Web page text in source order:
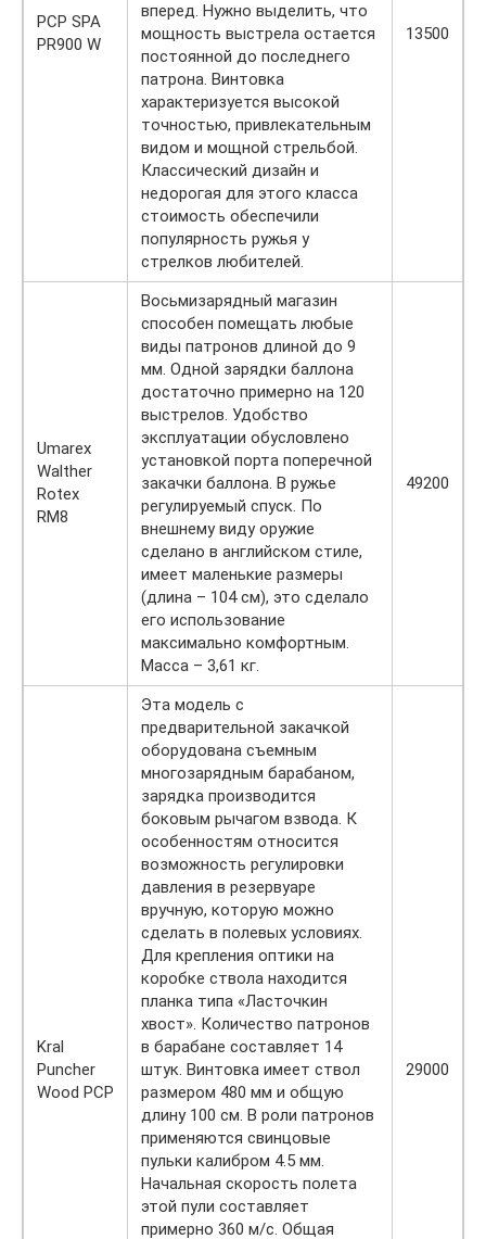
PCP SPA
PR900 W
вперед. Нужно выделить, что
мощность выстрела остается
постоянной до последнего
патрона. Винтовка
характеризуется высокой
точностью, привлекательным
видом и мощной стрельбой.
Классический дизайн и
недорогая для этого класса
стоимость обеспечили
популярность ружья у
стрелков любителей.
13500
Umarex
Walther
Rotex
RM8
Восьмизарядный магазин
способен помещать любые
виды патронов длиной до 9
мм. Одной зарядки баллона
достаточно примерно на 120
выстрелов. Удобство
эксплуатации обусловлено
установкой порта поперечной
закачки баллона. В ружье
регулируемый спуск. По
внешнему виду оружие
сделано в английском стиле,
имеет маленькие размеры
(длина – 104 см), это сделало
его использование
максимально комфортным.
Масса – 3,61 кг.
49200
Kral
Puncher
Wood PCP
Эта модель с
предварительной закачкой
оборудована съемным
многозарядным барабаном,
зарядка производится
боковым рычагом взвода. К
особенностям относится
возможность регулировки
давления в резервуаре
вручную, которую можно
сделать в полевых условиях.
Для крепления оптики на
коробке ствола находится
планка типа «Ласточкин
хвост». Количество патронов
в барабане составляет 14
штук. Винтовка имеет ствол
размером 480 мм и общую
длину 100 см. В роли патронов
применяются свинцовые
пульки калибром 4.5 мм.
Начальная скорость полета
этой пули составляет
примерно 360 м/с. Общая
29000